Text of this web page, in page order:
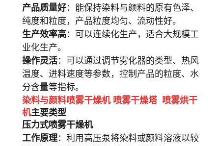
产品质量好：能保持染料与颜料的原有色泽、
纯度和粒度，产品粒度均匀、流动性好。
生产效率高：可以连续化生产，适合大规模工
业化生产。
操作灵活：可以通过调节雾化器的类型、热风
温度、进料速度等参数，控制产品的粒度、水
分含量等指标。
染料与颜料喷雾干燥机 喷雾干燥塔 喷雾烘干
机主要类型
压力式喷雾干燥机
工作原理：利用高压泵将染料或颜料溶液以较